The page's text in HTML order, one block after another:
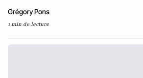
Grégory Pons
1 min de lecture